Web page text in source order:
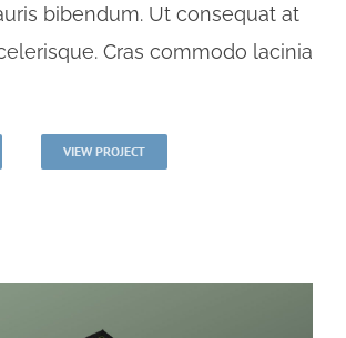
bibendum. Ut consequat at
Cras commodo lacinia
VIEW PROJECT